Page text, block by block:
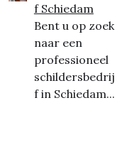
f Schiedam
Bent u op zoek
naar een
professioneel
schildersbedrij
f in Schiedam...